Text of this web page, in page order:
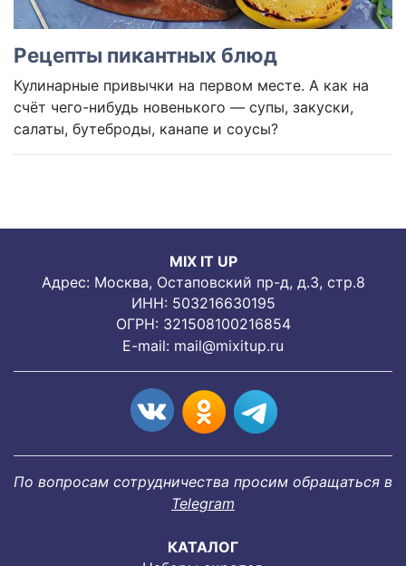
Рецепты пикантных блюд
Кулинарные привычки на первом месте. А как на
счёт чего-нибудь новенького — супы, закуски,
салаты, бутеброды, канапе и соусы?
MIX IT UP
Адрес: Москва, Остаповский пр-д, д.3, стр.8
ИНН: 503216630195
ОГРН: 321508100216854
E-mail: mail@mixitup.ru
По вопросам сотрудничества просим обращаться в
Telegram
КАТАЛОГ